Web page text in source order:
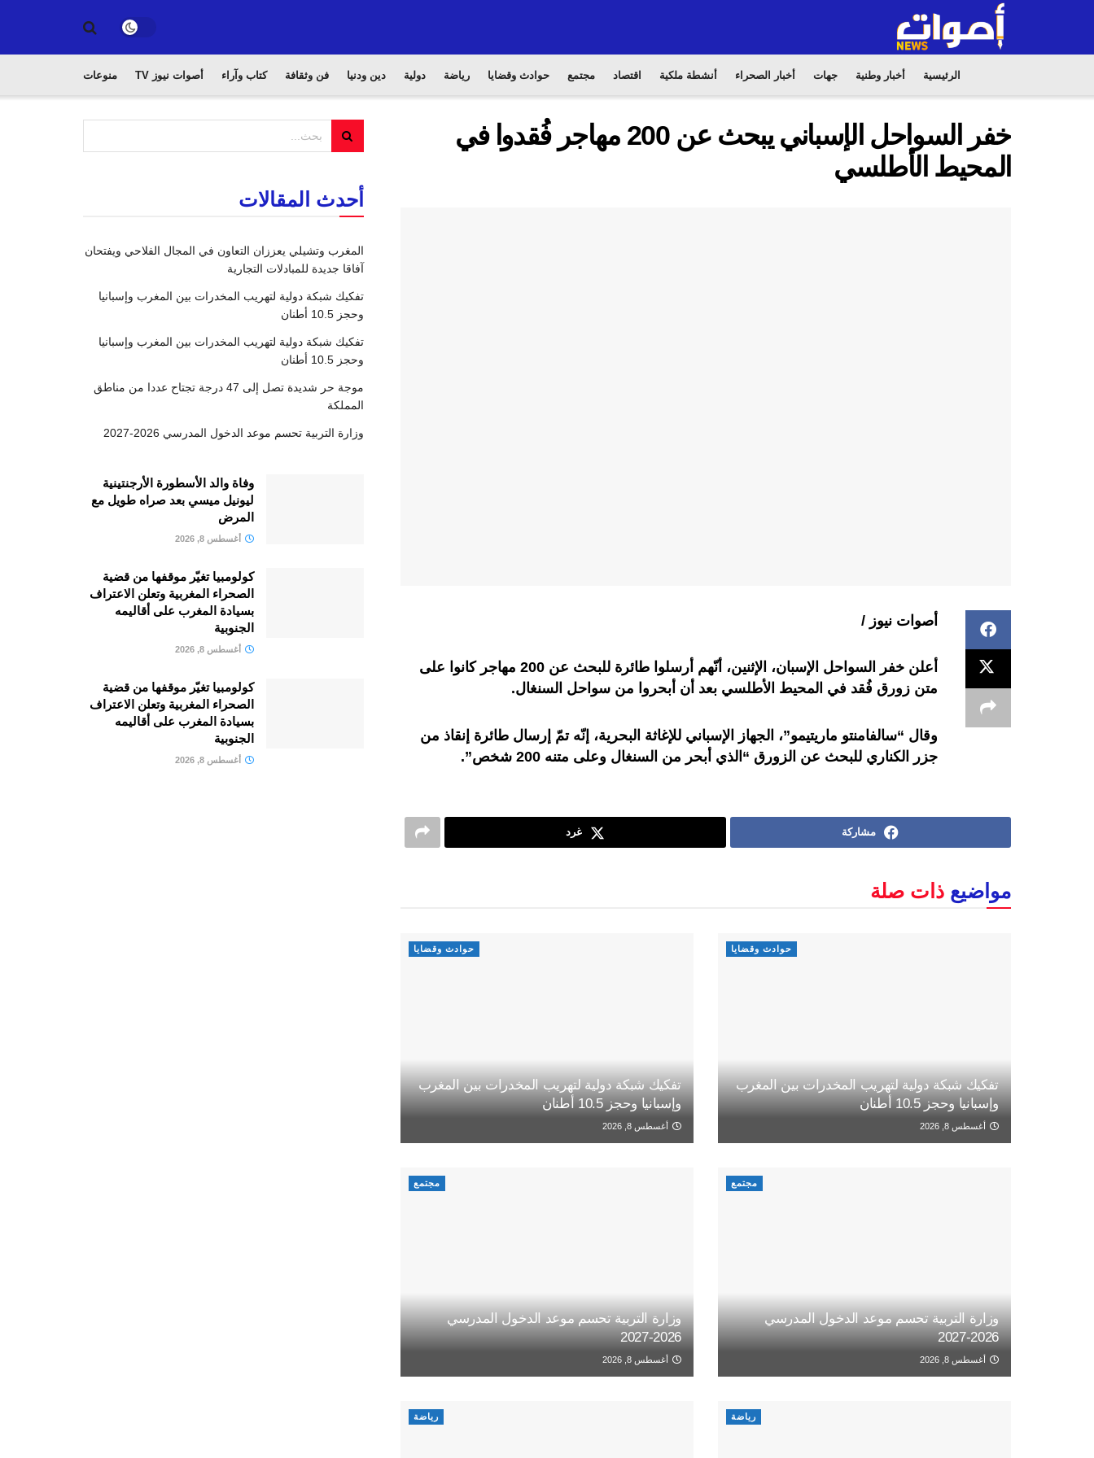
الرئيسية أخبار وطنية جهات أخبار الصحراء أنشطة ملكية اقتصاد مجتمع حوادث وقضايا رياضة دولية دين ودنيا فن وثقافة كتاب وآراء أصوات نيوز TV منوعات
خفر السواحل الإسباني يبحث عن 200 مهاجر فُقدوا في
المحيط الأطلسي
أصوات نيوز /
أعلن خفر السواحل الإسبان، الإثنين، أنّهم أرسلوا طائرة للبحث عن 200 مهاجر كانوا على
متن زورق فُقد في المحيط الأطلسي بعد أن أبحروا من سواحل السنغال.
وقال “سالفامنتو ماريتيمو”، الجهاز الإسباني للإغاثة البحرية، إنّه تمّ إرسال طائرة إنقاذ من
جزر الكناري للبحث عن الزورق “الذي أبحر من السنغال وعلى متنه 200 شخص”.
مشاركة غرد
مواضيع ذات صلة
حوادث وقضايا
تفكيك شبكة دولية لتهريب المخدرات بين المغرب
وإسبانيا وحجز 10.5 أطنان
أغسطس 8, 2026
حوادث وقضايا
تفكيك شبكة دولية لتهريب المخدرات بين المغرب
وإسبانيا وحجز 10.5 أطنان
أغسطس 8, 2026
مجتمع
وزارة التربية تحسم موعد الدخول المدرسي
2026-2027
أغسطس 8, 2026
مجتمع
وزارة التربية تحسم موعد الدخول المدرسي
2026-2027
أغسطس 8, 2026
رياضة رياضة
أحدث المقالات
المغرب وتشيلي يعززان التعاون في المجال الفلاحي ويفتحان
آفاقا جديدة للمبادلات التجارية
تفكيك شبكة دولية لتهريب المخدرات بين المغرب وإسبانيا
وحجز 10.5 أطنان
تفكيك شبكة دولية لتهريب المخدرات بين المغرب وإسبانيا
وحجز 10.5 أطنان
موجة حر شديدة تصل إلى 47 درجة تجتاح عددا من مناطق
المملكة
وزارة التربية تحسم موعد الدخول المدرسي 2026-2027
وفاة والد الأسطورة الأرجنتينية
ليونيل ميسي بعد صراه طويل مع
المرض
أغسطس 8, 2026
كولومبيا تغيّر موقفها من قضية
الصحراء المغربية وتعلن الاعتراف
بسيادة المغرب على أقاليمه
الجنوبية
أغسطس 8, 2026
كولومبيا تغيّر موقفها من قضية
الصحراء المغربية وتعلن الاعتراف
بسيادة المغرب على أقاليمه
الجنوبية
أغسطس 8, 2026